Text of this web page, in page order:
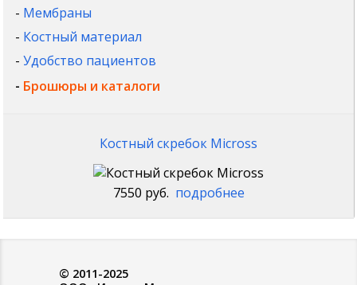
- Мембраны
- Костный материал
-Удобство пациентов
- Брошюры и каталоги
Костный скребок Micross
7550 руб. подробнее
© 2011-2025